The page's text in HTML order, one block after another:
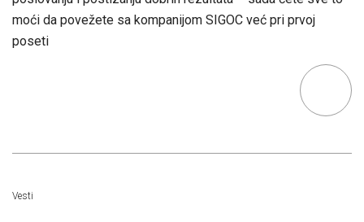
moći da povežete sa kompanijom SIGOC već pri prvoj
poseti
Vesti